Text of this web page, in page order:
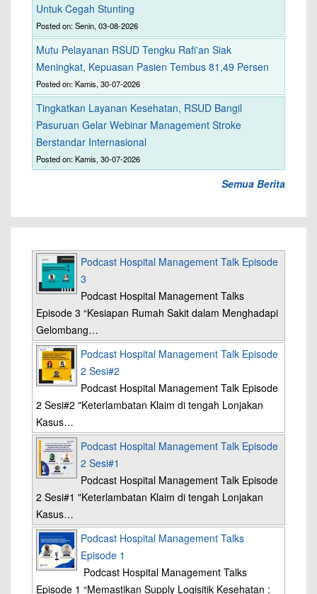
Untuk Cegah Stunting
Posted on: Senin, 03-08-2026
Mutu Pelayanan RSUD Tengku Rafi'an Siak
Meningkat, Kepuasan Pasien Tembus 81,49 Persen
Posted on: Kamis, 30-07-2026
Tingkatkan Layanan Kesehatan, RSUD Bangil
Pasuruan Gelar Webinar Management Stroke
Berstandar Internasional
Posted on: Kamis, 30-07-2026
Semua Berita
Podcast Hospital Management Talk Episode
3
Podcast Hospital Management Talks
Episode 3 “Kesiapan Rumah Sakit dalam Menghadapi
Gelombang…
Podcast Hospital Management Talk Episode
2 Sesi#2
Podcast Hospital Management Talk Episode
2 Sesi#2 "Keterlambatan Klaim di tengah Lonjakan
Kasus…
Podcast Hospital Management Talk Episode
2 Sesi#1
Podcast Hospital Management Talk Episode
2 Sesi#1 "Keterlambatan Klaim di tengah Lonjakan
Kasus…
Podcast Hospital Management Talks
Episode 1
Podcast Hospital Management Talks
Episode 1 “Memastikan Supply Logisitik Kesehatan :